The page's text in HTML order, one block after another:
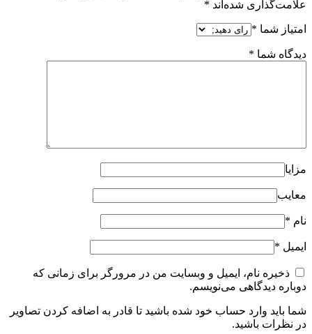
علامت‌گذاری شده‌اند *
امتیاز شما *
دیدگاه شما *
مزایا
معایب
نام *
ایمیل *
ذخیره نام، ایمیل و وبسایت من در مرورگر برای زمانی که
دوباره دیدگاهی می‌نویسم.
شما باید وارد حساب خود شده باشید تا قادر به اضافه کردن تصاویر
در نظرات باشید.